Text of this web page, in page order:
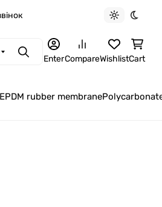
Light theme
Dark
SearchEnterCompareWishlistCart
EPDM rubber membrane